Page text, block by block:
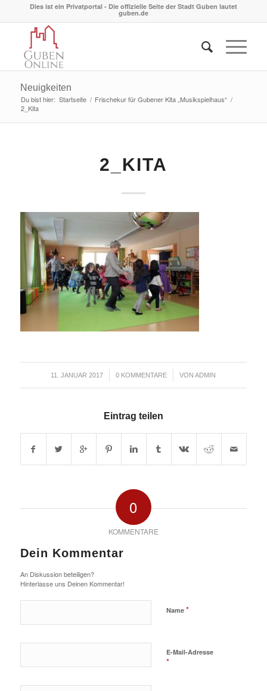
Dies ist ein Privatportal - Die offizielle Seite der Stadt Guben lautet
guben.de
Neuigkeiten
Du bist hier: Startseite / Frischekur für Gubener Kita „Musikspielhaus“ /
2_Kita
2_KITA
11. JANUAR 2017
/ 0 KOMMENTARE
/ VONADMIN
Eintrag teilen
0
KOMMENTARE
Dein Kommentar
An Diskussion beteiligen?
Hinterlasse uns Deinen Kommentar!
Name *
E-Mail-Adresse
*